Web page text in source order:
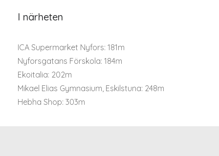
I närheten
ICA Supermarket Nyfors: 181m
Nyforsgatans Förskola: 184m
Ekoitalia: 202m
Mikael Elias Gymnasium, Eskilstuna: 248m
Hebha Shop: 303m